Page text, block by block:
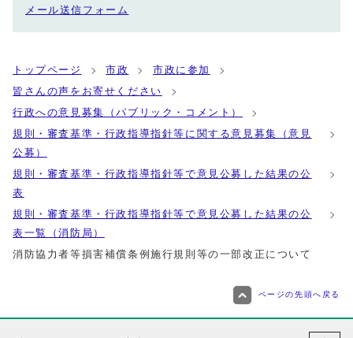
メール送信フォーム
トップページ 市政
市政に参加
皆さんの声をお寄せください
行政への意見募集（パブリック・コメント）
規則・審査基準・行政指導指針等に関する意見募集（意見
公募）
規則・審査基準・行政指導指針等で意見公募した結果の公
表
規則・審査基準・行政指導指針等で意見公募した結果の公
表一覧（消防局）
消防協力者等損害補償条例施行規則等の一部改正について
ページの先頭へ戻る